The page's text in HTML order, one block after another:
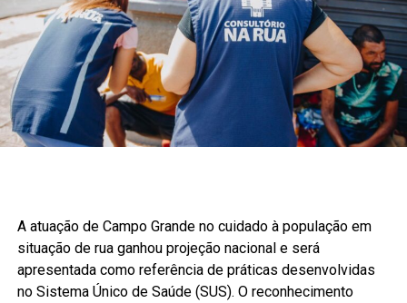
A atuação de Campo Grande no cuidado à população em
situação de rua ganhou projeção nacional e será
apresentada como referência de práticas desenvolvidas
no Sistema Único de Saúde (SUS). O reconhecimento